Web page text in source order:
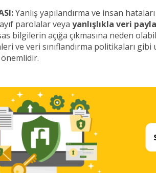
Yanlış yapılandırma ve insan
parolalar veya yanlışlıkla veri
bilgilerin açığa çıkmasına neden
ve veri sınıflandırma politikaları